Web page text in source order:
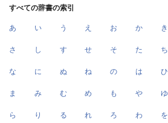
すべての辞書の索引
あ い う え お か き
さ し す せ そ た ち
な に ぬ ね の は ひ
ま み む め も や ゆ
ら り る れ ろ わ を